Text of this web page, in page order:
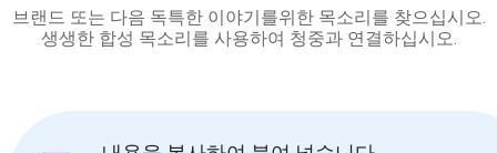
브랜드 또는 다음 독특한 이야기를위한 목소리를 찾으십시오.
생생한 합성 목소리를 사용하여 청중과 연결하십시오.